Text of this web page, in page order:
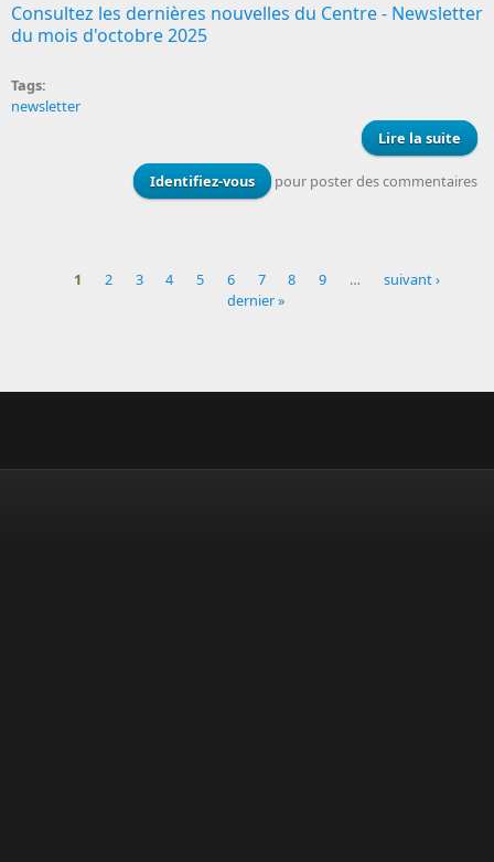
Consultez les dernières nouvelles du Centre - Newsletter
du mois d'octobre 2025
Tags:
newsletter
Lire la suite
Identifiez-vous pour poster des commentaires
1 2 3 4 5 6 7 8 9 …
suivant ›
dernier »